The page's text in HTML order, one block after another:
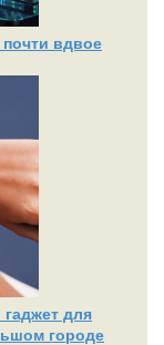
вдвое
для
городе